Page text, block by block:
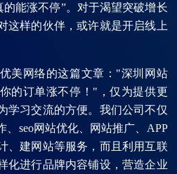
能涨不停”。对于渴望突破增长
这样的伙伴，或许就是开启线上
美网络的这篇文章："深圳网站
的订单涨不停！"，仅为提供更
学习交流的方便。我们公司不仅
、seo网站优化、网站推广、APP
、建网站等服务，而且利用互联
化进行品牌内容铺设，营造企业